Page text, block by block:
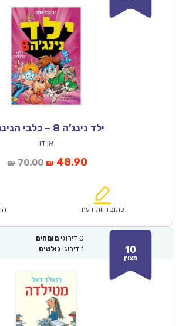
ילד נינג’ה 8 – כלבי הנינג’ה
אן דו
₪ 70.00המחיר
₪70.00.
₪ 48.90המחיר
הוא:
כתוב חוות דעת
10
מצוין
0 דירוגי מומחים
1 דירוגי גולשים